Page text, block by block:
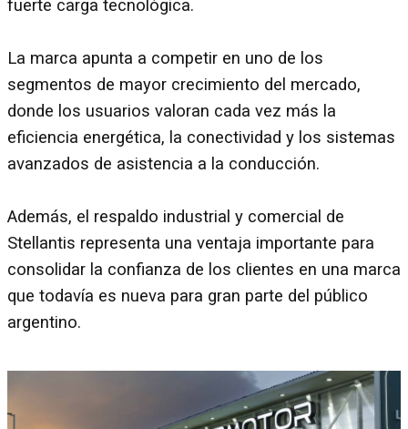
fuerte carga tecnológica.
La marca apunta a competir en uno de los
segmentos de mayor crecimiento del mercado,
donde los usuarios valoran cada vez más la
eficiencia energética, la conectividad y los sistemas
avanzados de asistencia a la conducción.
Además, el respaldo industrial y comercial de
Stellantis representa una ventaja importante para
consolidar la confianza de los clientes en una marca
que todavía es nueva para gran parte del público
argentino.